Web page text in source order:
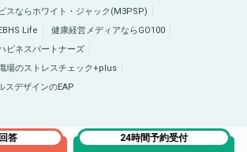
答 24時間予約受付
スならホワイト・ジャック(M3PSP)
Life
健康経営メディアならGO100
ピネスパートナーズ
場のストレスチェック+plus
スデザインのEAP
ューライフ） 肥満症総合サイトならひまんラボ